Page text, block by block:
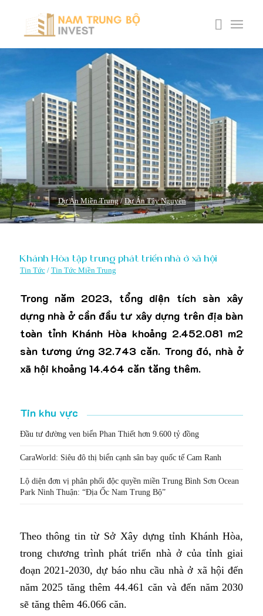
Dự Án Miền Trung/ Dự Án Tây Nguyên
Khánh Hòa tập trung phát triển nhà ở xã hội
Tin Tức/ Tin Tức Miền Trung
Trong năm 2023, tổng diện tích sàn xây
dựng nhà ở cần đầu tư xây dựng trên địa bàn
toàn tỉnh Khánh Hòa khoảng 2.452.081 m2
sàn tương ứng 32.743 căn. Trong đó, nhà ở
xã hội khoảng 14.464 căn tăng thêm.
Tin khu vực
Đầu tư đường ven biển Phan Thiết hơn 9.600 tỷ đồng
CaraWorld: Siêu đô thị biển cạnh sân bay quốc tế Cam Ranh
Lộ diện đơn vị phân phối độc quyền miền Trung Bình Sơn Ocean
Park Ninh Thuận: “Địa Ốc Nam Trung Bộ”
Theo thông tin từ Sở Xây dựng tỉnh Khánh Hòa,
trong chương trình phát triển nhà ở của tỉnh giai
đoạn 2021-2030, dự báo nhu cầu nhà ở xã hội đến
năm 2025 tăng thêm 44.461 căn và đến năm 2030
sẽ tăng thêm 46.066 căn.